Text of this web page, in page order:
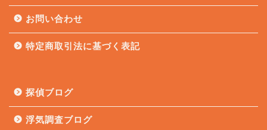
お問い合わせ
特定商取引法に基づく表記
探偵ブログ
浮気調査ブログ